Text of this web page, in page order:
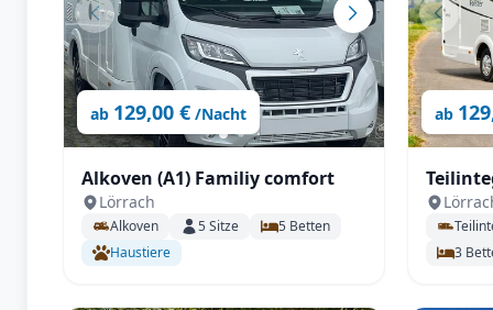
ab 129,00 € /Nacht
Alkoven (A1) Familiy comfort
Lörrach
Alkoven 5Sitze 5 Betten
Haustiere
ab
3